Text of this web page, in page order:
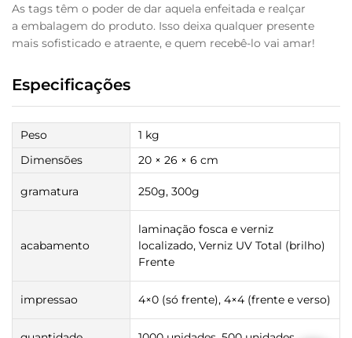
As tags têm o poder de dar aquela enfeitada e realçar
a embalagem do produto. Isso deixa qualquer presente
mais sofisticado e atraente, e quem recebê-lo vai amar!
Especificações
Peso
1 kg
Dimensões
20 × 26 × 6 cm
gramatura 250g, 300g
acabamento
laminação fosca e verniz
localizado, Verniz UV Total (brilho)
Frente
impressao 4×0 (só frente), 4×4 (frente e verso)